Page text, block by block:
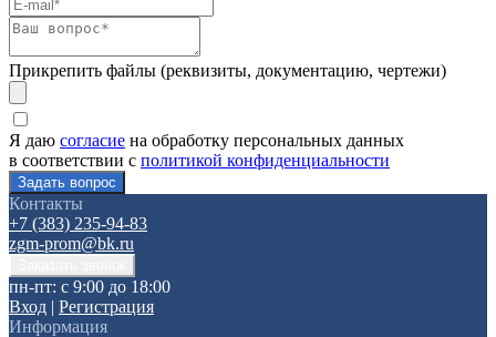
Прикрепить файлы (реквизиты, документацию, чертежи)
Я даю согласие на обработку персональных данных
в соответствии с политикой конфиденциальности
Контакты
+7 (383) 235-94-83
zgm-prom@bk.ru
пн-пт: с 9:00 до 18:00
Вход | Регистрация
Информация